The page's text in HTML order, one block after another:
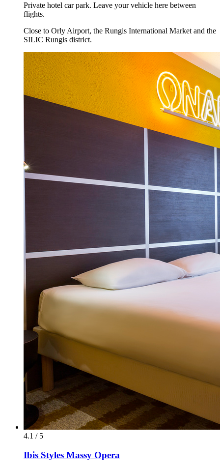
Private hotel car park. Leave your vehicle here between
flights.
Close to Orly Airport, the Rungis International Market and the
SILIC Rungis district.
4.1 / 5
Ibis Styles Massy Opera